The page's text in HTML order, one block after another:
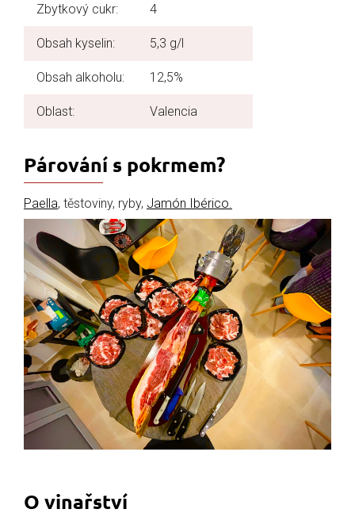
Zbytkový cukr: 4
Obsah kyselin: 5,3 g/l
Obsah alkoholu: 12,5%
Oblast: Valencia
Párování s pokrmem?
Paella, těstoviny, ryby, Jamón Ibérico.
O vinařství